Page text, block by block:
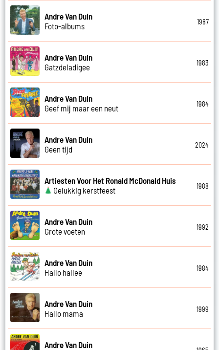
Andre Van Duin
Foto-albums
1987
Andre Van Duin
Gatzdeladigee
1983
Andre Van Duin
Geef mij maar een neut
1984
Andre Van Duin
Geen tijd
2024
Artiesten Voor Het Ronald McDonald Huis
Gelukkig kerstfeest
1988
Andre Van Duin
Grote voeten
1992
Andre Van Duin
Hallo hallee
1984
Andre Van Duin
Hallo mama
1999
Andre Van Duin